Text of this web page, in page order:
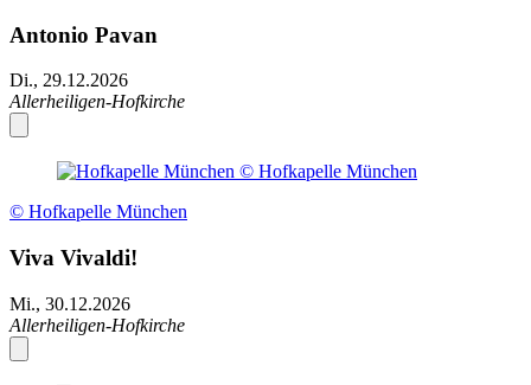
Antonio Pavan
Di., 29.12.2026
Allerheiligen-Hofkirche
© Hofkapelle München
Viva Vivaldi!
Mi., 30.12.2026
Allerheiligen-Hofkirche